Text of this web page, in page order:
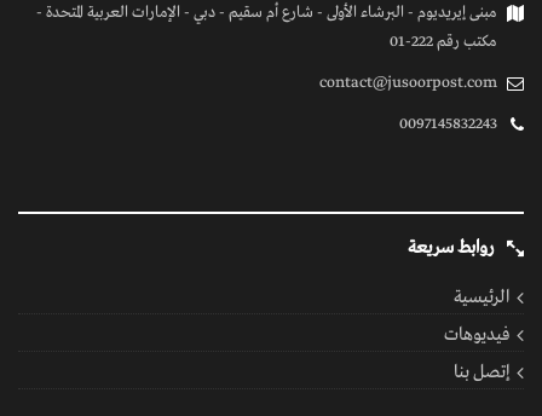
مبنى إيريديوم - البرشاء الأولى - شارع أم سقيم - دبي - الإمارات العربية المتحدة -
مكتب رقم 222-01
contact@jusoorpost.com
0097145832243
روابط سريعة
الرئيسية
فيديوهات
إتصل بنا